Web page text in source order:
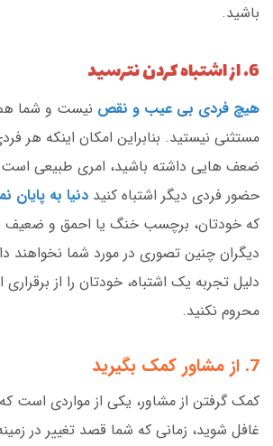
باشید.
6. از اشتباه کردن نترسید
هیچ فردی بی عیب و نقص نیست و شما هم
مستثنی نیستید. بنابراین امکان اینکه هر
ضعف هایی داشته باشید، امری طبیعی است
حضور فردی دیگر اشتباه کنید دنیا به پایان
که خودتان، برچسب خنگ یا احمق و ضعیف
دیگران چنین تصوری در مورد شما نخواهند
دلیل تجربه یک اشتباه، خودتان را از برقراری
محروم نکنید.
7. از مشاور کمک بگیرید
کمک گرفتن از مشاور، یکی از مواردی است
غافل شوید، زمانی که شما قصد تغییر در